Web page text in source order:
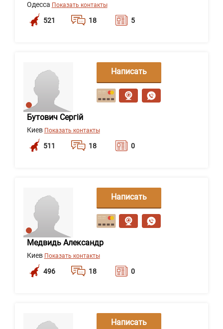
Одесса Показать контакты
521 18 5
Бутович Сергій
Киев Показать контакты
511 18 0
Написать
сообщение
Медвидь Александр
Киев Показать контакты
496 18 0
Написать
сообщение
Написать